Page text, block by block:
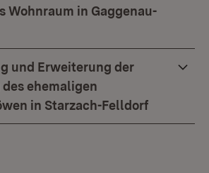
Wohnraum in Gaggenau-
und Erweiterung der
ehemaligen
in Starzach-Felldorf